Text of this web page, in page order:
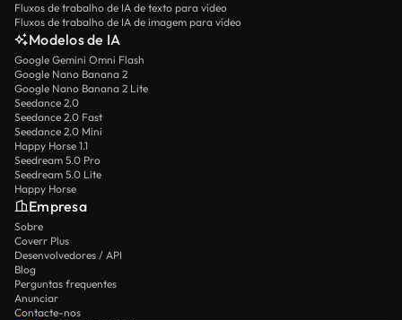
Fluxos de trabalho de IA de texto para vídeo
Fluxos de trabalho de IA de imagem para vídeo
Modelos de IA
Google Gemini Omni Flash
Google Nano Banana 2
Google Nano Banana 2 Lite
Seedance 2.0
Seedance 2.0 Fast
Seedance 2.0 Mini
Happy Horse 1.1
Seedream 5.0 Pro
Seedream 5.0 Lite
Happy Horse
Empresa
Sobre
Coverr Plus
Desenvolvedores / API
Blog
Perguntas frequentes
Anunciar
Contacte-nos